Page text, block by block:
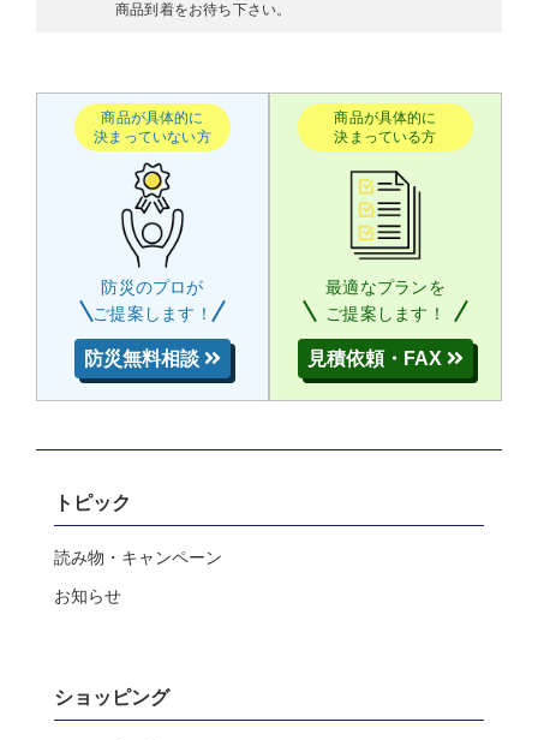
商品到着をお待ち下さい。
商品が具体的に
決まっていない方
防災のプロが
ご提案します！
防災無料相談
商品が具体的に
決まっている方
最適なプランを
ご提案します！
見積依頼・FAX
トピック
読み物・キャンペーン
お知らせ
ショッピング